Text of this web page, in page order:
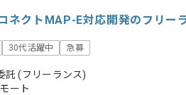
ネクトMAP-E対応開発のフリー
30代活躍中 急募
託(フリーランス)
ート